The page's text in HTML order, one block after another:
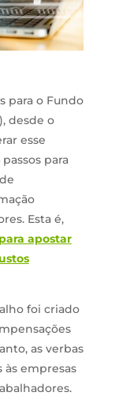
para o Fundo
desde o
esse
para
Esta é,
apostar
foi criado
as verbas
às empresas